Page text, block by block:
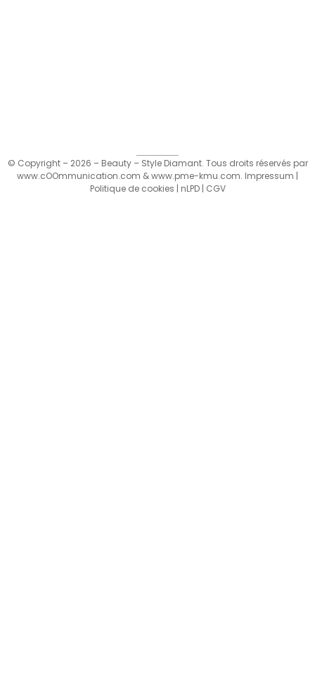
© Copyright – 2026 – Beauty – Style Diamant. Tous droits réservés par
www.cOOmmunication.com &www.pme-kmu.com. Impressum |
Politique de cookies | nLPD| CGV